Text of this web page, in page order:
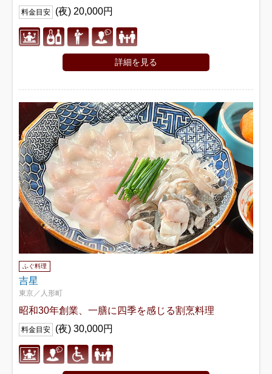
料金目安 (夜) 20,000円
詳細を見る
ふぐ料理
吉星
東京／人形町
昭和30年創業、一膳に四季を感じる割烹料理
料金目安 (夜) 30,000円